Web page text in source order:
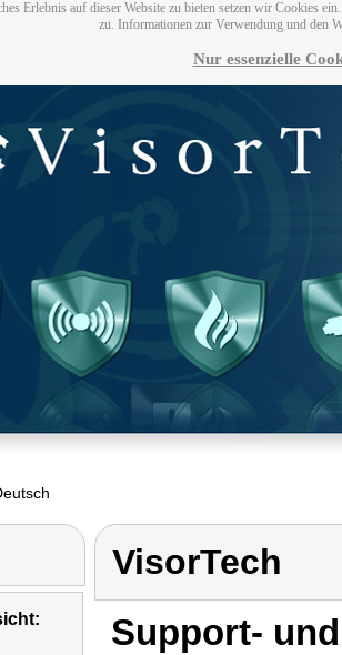
Erlebnis auf dieser Website zu bieten setzen wir Cookies
zu. Informationen zur Verwendung und den
Nur essenzielle
VisorTech
Support-